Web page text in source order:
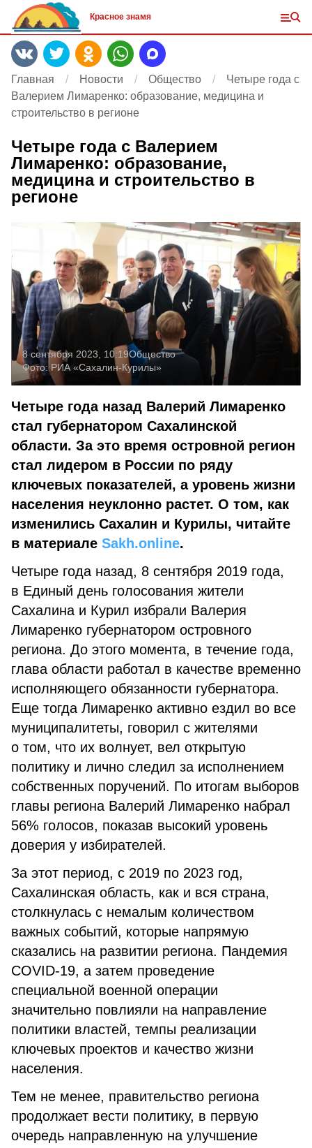
Красное знамя
Главная Новости Общество
Четыре года с
Валерием Лимаренко: образование, медицина и
строительство в регионе
Четыре года с Валерием
Лимаренко: образование,
медицина и строительство в
регионе
8 сентября 2023, 10:19Общество
Фото:РИА «Сахалин-Курилы»
Четыре года назад Валерий Лимаренко
стал губернатором Сахалинской
области. За это время островной регион
стал лидером в России по ряду
ключевых показателей, а уровень жизни
населения неуклонно растет. О том, как
изменились Сахалин и Курилы, читайте
в материале Sakh.online.
Четыре года назад, 8 сентября 2019 года,
в Единый день голосования жители
Сахалина и Курил избрали Валерия
Лимаренко губернатором островного
региона. До этого момента, в течение года,
глава области работал в качестве временно
исполняющего обязанности губернатора.
Еще тогда Лимаренко активно ездил во все
муниципалитеты, говорил с жителями
о том, что их волнует, вел открытую
политику и лично следил за исполнением
собственных поручений. По итогам выборов
главы региона Валерий Лимаренко набрал
56% голосов, показав высокий уровень
доверия у избирателей.
За этот период, с 2019 по 2023 год,
Сахалинская область, как и вся страна,
столкнулась с немалым количеством
важных событий, которые напрямую
сказались на развитии региона. Пандемия
СOVID-19, а затем проведение
специальной военной операции
значительно повлияли на направление
политики властей, темпы реализации
ключевых проектов и качество жизни
населения.
Тем не менее, правительство региона
продолжает вести политику, в первую
очередь направленную на улучшение